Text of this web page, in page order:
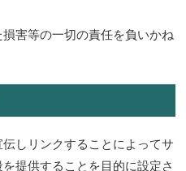
害等の一切の責任を負いかね
しリンクすることによってサ
提供することを目的に設定さ